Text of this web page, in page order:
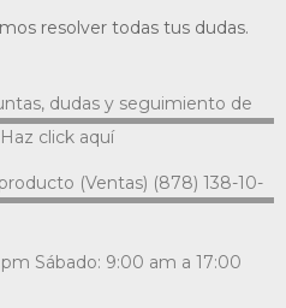
resolver todas tus dudas.
dudas y seguimiento de
click aquí
(Ventas) (878) 138-10-
Sábado: 9:00 am a 17:00